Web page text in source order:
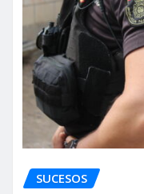
SUCESOS